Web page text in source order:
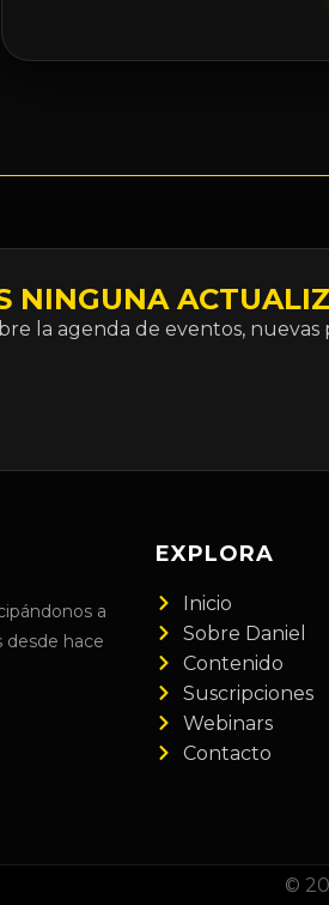
NINGUNA
la agenda de eventos,
a
desde hace
EXPLORA
Inicio
Sobre Daniel
Contenido
Suscripciones
Webinars
Contacto
©